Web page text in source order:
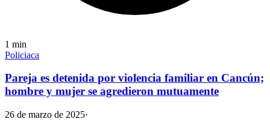
1 min
Policiaca
Pareja es detenida por violencia familiar en Cancún;
hombre y mujer se agredieron mutuamente
26 de marzo de 2025·